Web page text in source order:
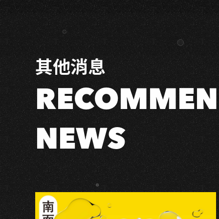
唱
會
現
場
開
箱
－
燈
光
培
訓
課
程〗
報
名
額
其他消息
NEWS